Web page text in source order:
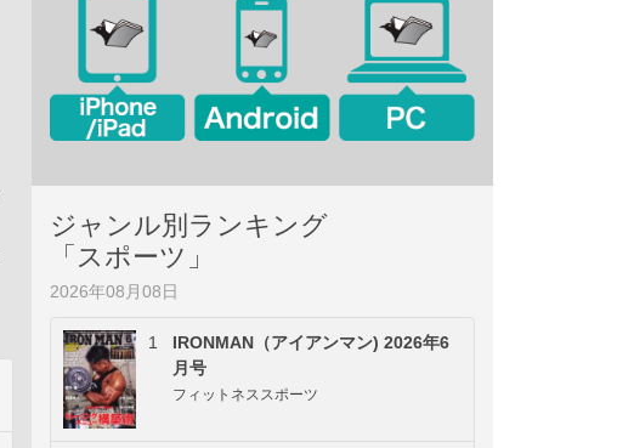
ジャンル別ランキング
「スポーツ」
2026年08月08日
1
IRONMAN（アイアンマン) 2026年6
月号
フィットネススポーツ